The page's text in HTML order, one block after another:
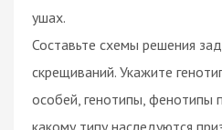
ушах.
Составьте схемы решения
скрещиваний. Укажите
особей, генотипы, фенотипы
какому типу наследуются